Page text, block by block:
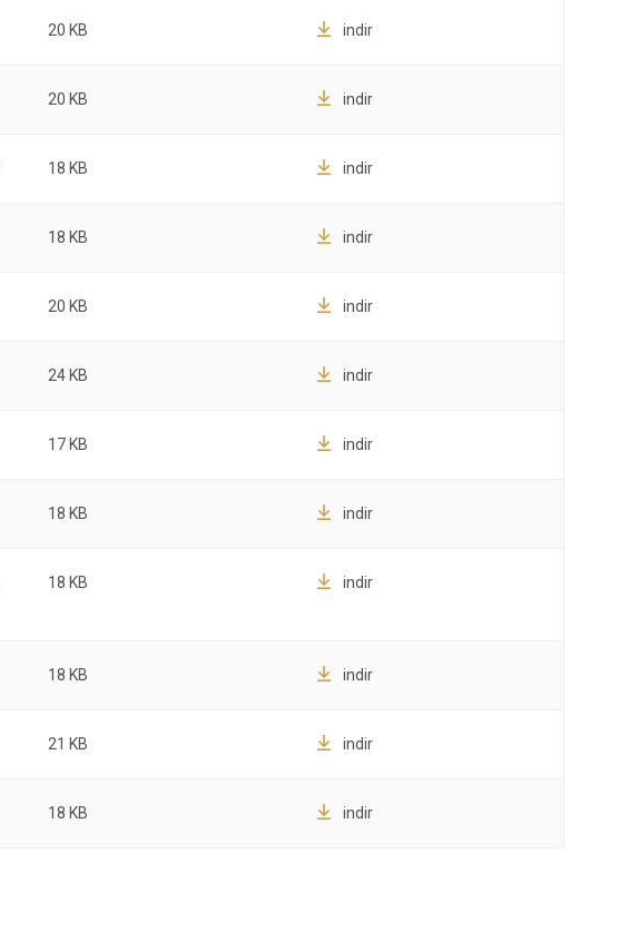
20 KB indir
20 KB indir
18 KB indir
18 KB indir
20 KB indir
24 KB indir
17 KB indir
18 KB indir
18 KB indir
18 KB indir
21 KB indir
18 KB indir